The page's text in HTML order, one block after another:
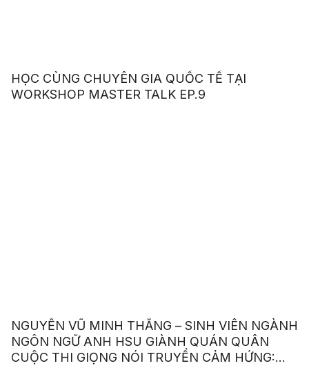
HỌC CÙNG CHUYÊN GIA QUỐC TẾ TẠI
WORKSHOP MASTER TALK EP.9
NGUYỄN VŨ MINH THẮNG – SINH VIÊN NGÀNH
NGÔN NGỮ ANH HSU GIÀNH QUÁN QUÂN
CUỘC THI GIỌNG NÓI TRUYỀN CẢM HỨNG: